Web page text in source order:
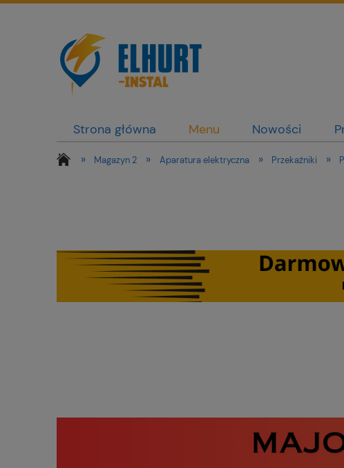
Strona główna Menu Nowości
» Magazyn 2 » Aparatura elektryczna » Przekaźniki »